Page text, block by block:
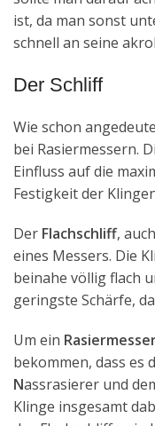
ist, da man sonst
schnell an seine
Der Schliff
Wie schon
bei Rasiermessern.
Einfluss auf die
Festigkeit der
Der Flachschliff,
eines Messers. Die
beinahe völlig flach
geringste Schärfe,
Um ein
bekommen, dass es
Nassrasierer und
Klinge insgesamt